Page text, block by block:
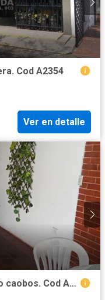
Cod A2354
Ver en detalle
casa en arriendo/venta en barrio caobos. Cod A2009